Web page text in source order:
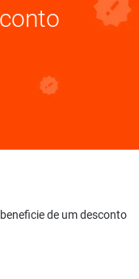
de um desconto